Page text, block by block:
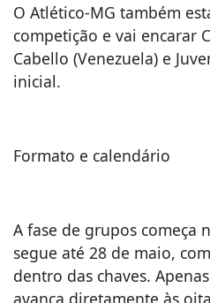
O Atlético-MG também
competição e vai encarar
Cabello (Venezuela) e
inicial.
Formato e calendário
A fase de grupos começa
segue até 28 de maio,
dentro das chaves.
avança diretamente às